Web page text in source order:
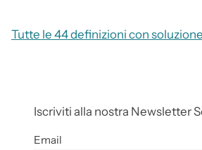
Tutte le 44 definizioni con
Iscriviti alla nostra Newsletter
Email